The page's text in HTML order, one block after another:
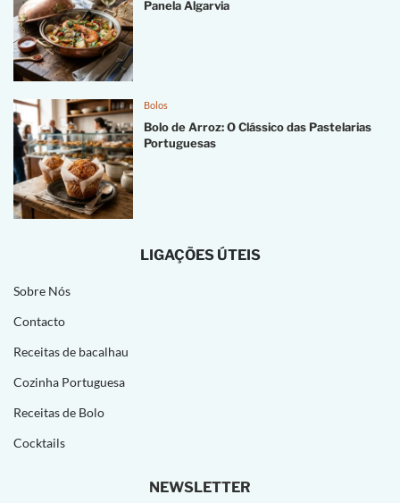
Panela Algarvia
Bolos
Bolo de Arroz: O Clássico das Pastelarias
Portuguesas
LIGAÇÕES ÚTEIS
Sobre Nós
Contacto
Receitas de bacalhau
Cozinha Portuguesa
Receitas de Bolo
Cocktails
NEWSLETTER